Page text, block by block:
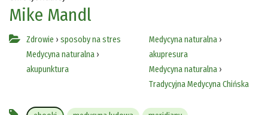
Mike Mandl
Zdrowie › sposoby na stres
Medycyna naturalna ›
akupunktura
Medycyna naturalna›
akupresura
Medycyna naturalna›
Tradycyjna Medycyna Chińska